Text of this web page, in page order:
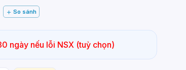
So sánh
ngày nếu lỗi NSX (tuỳ chọn)